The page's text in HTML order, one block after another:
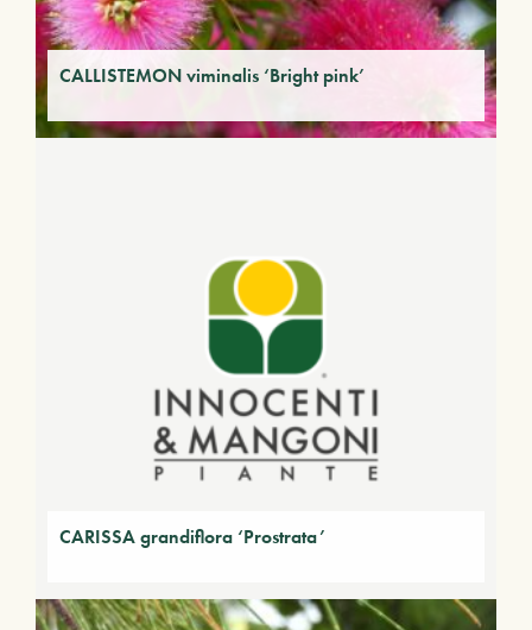
CALLISTEMON viminalis ‘Bright pink’
CARISSA grandiflora ‘Prostrata’